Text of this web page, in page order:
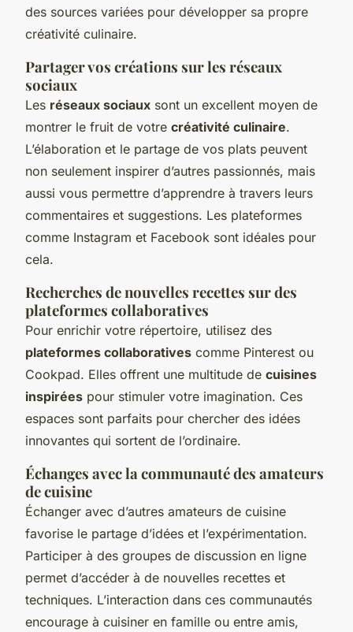
des sources variées pour développer sa propre
créativité culinaire.
Partager vos créations sur les réseaux
sociaux
Les réseaux sociaux sont un excellent moyen de
montrer le fruit de votre créativité culinaire.
L’élaboration et le partage de vos plats peuvent
non seulement inspirer d’autres passionnés, mais
aussi vous permettre d’apprendre à travers leurs
commentaires et suggestions. Les plateformes
comme Instagram et Facebook sont idéales pour
cela.
Recherches de nouvelles recettes sur des
plateformes collaboratives
Pour enrichir votre répertoire, utilisez des
plateformes collaboratives comme Pinterest ou
Cookpad. Elles offrent une multitude de cuisines
inspirées pour stimuler votre imagination. Ces
espaces sont parfaits pour chercher des idées
innovantes qui sortent de l’ordinaire.
Échanges avec la communauté des amateurs
de cuisine
Échanger avec d’autres amateurs de cuisine
favorise le partage d’idées et l’expérimentation.
Participer à des groupes de discussion en ligne
permet d’accéder à de nouvelles recettes et
techniques. L’interaction dans ces communautés
encourage à cuisiner en famille ou entre amis,